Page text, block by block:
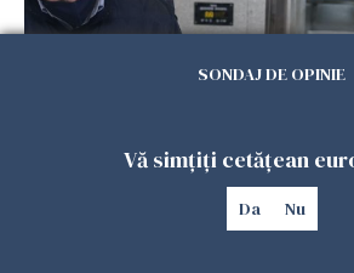
SONDAJ DE OPINIE
Vă simțiți cetățean
Da Nu